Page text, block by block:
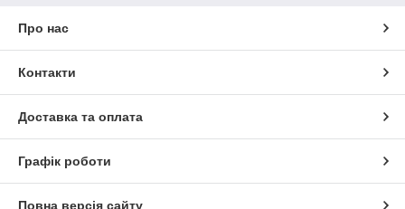
Про нас
Контакти
Доставка та оплата
Графік роботи
Повна версія сайту